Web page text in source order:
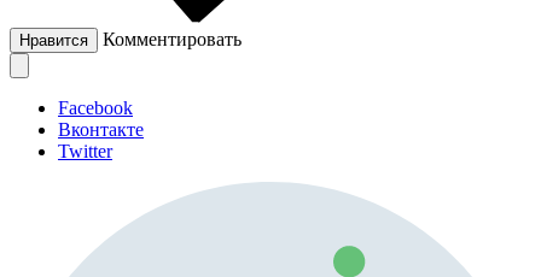
Нравится Комментировать
Facebook
Вконтакте
Twitter